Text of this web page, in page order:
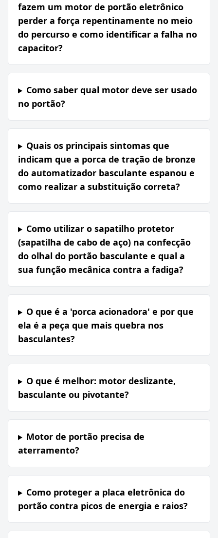
fazem um motor de portão eletrônico
perder a força repentinamente no meio
do percurso e como identificar a falha no
capacitor?
Como saber qual motor deve ser usado
no portão?
Quais os principais sintomas que
indicam que a porca de tração de bronze
do automatizador basculante espanou e
como realizar a substituição correta?
Como utilizar o sapatilho protetor
(sapatilha de cabo de aço) na confecção
do olhal do portão basculante e qual a
sua função mecânica contra a fadiga?
O que é a 'porca acionadora' e por que
ela é a peça que mais quebra nos
basculantes?
O que é melhor: motor deslizante,
basculante ou pivotante?
Motor de portão precisa de
aterramento?
Como proteger a placa eletrônica do
portão contra picos de energia e raios?